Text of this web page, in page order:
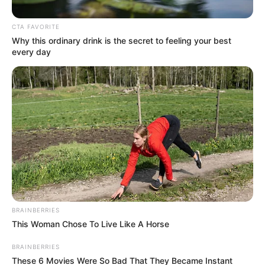
Camila Díaz - Sistema Integrado Digital RCN Radio
Ceremonia de transmisión de mando de la Policía
General José Daniel Gualdrón.
Por:Jhonatan Bello Florez
CTA FAVORITE
Why this ordinary drink is the secret to feeling your best
every day
BRAINBERRIES
This Woman Chose To Live Like A Horse
BRAINBERRIES
These 6 Movies Were So Bad That They Became Instant